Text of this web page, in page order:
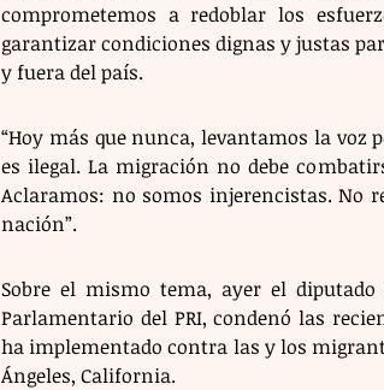
comprometemos a redoblar los
garantizar condiciones dignas y justas
y fuera del país.
“Hoy más que nunca, levantamos la
es ilegal. La migración no debe
Aclaramos: no somos injerencistas. No
nación”.
Sobre el mismo tema, ayer el diputado
Parlamentario del PRI, condenó las
ha implementado contra las y los
Ángeles, California.